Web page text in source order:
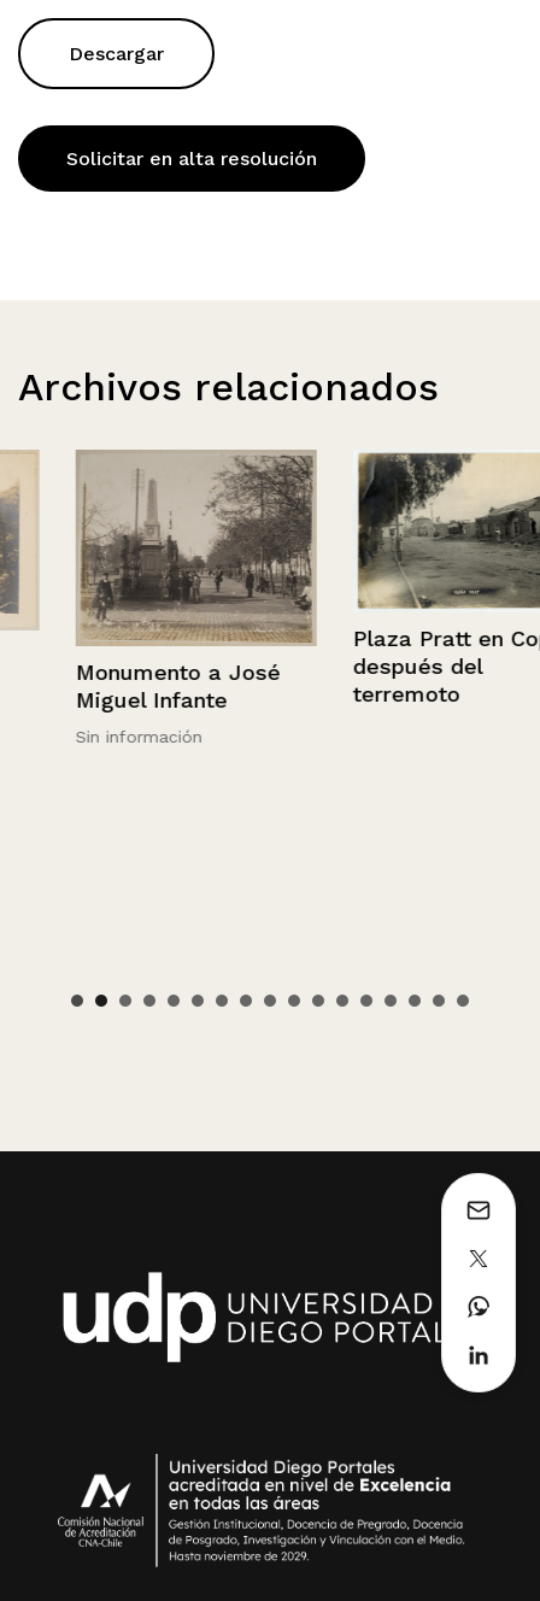
Descargar
Solicitar en alta resolución
Archivos relacionados
Monumento a José
Miguel Infante
Sin información
Plaza Pratt en Copipó
después del
terremoto